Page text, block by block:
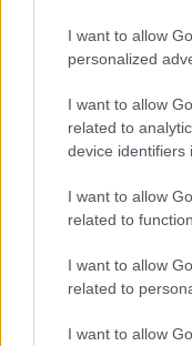
I want to allow
personalized
I want to allow
related to
device identifiers
I want to allow
related to
I want to allow
related to
I want to allow
Επιθέσεις
Επανάστασης
Φρουροί της
ότι έβαλαν στο